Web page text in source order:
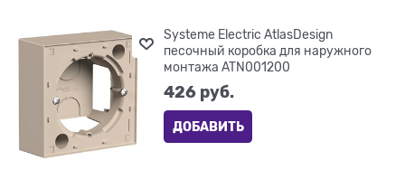
Systeme Electric AtlasDesign
песочный коробка для наружного
монтажа ATN001200
426 руб.
ДОБАВИТЬ